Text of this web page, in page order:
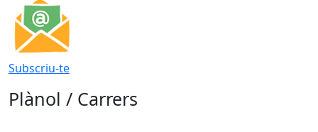
Subscriu-te
Plànol / Carrers